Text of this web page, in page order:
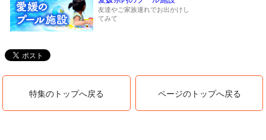
友達やご家族連れでお出かけし
てみて
特集のトップへ戻る ページのトップへ戻る